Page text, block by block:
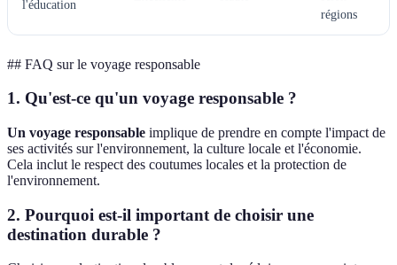
l'éducation
régions
## FAQ sur le voyage responsable
1. Qu'est-ce qu'un voyage responsable ?
Un voyage responsable implique de prendre en compte l'impact de
ses activités sur l'environnement, la culture locale et l'économie.
Cela inclut le respect des coutumes locales et la protection de
l'environnement.
2. Pourquoi est-il important de choisir une
destination durable ?